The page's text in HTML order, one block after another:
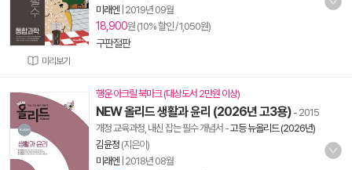
미리보기
미래엔 2019년 09월
18,900원 (10% 할인 / 1,050원)
구판절판
행운 아크릴 북마크 (대상도서 2만원 이상)
NEW 올리드 생활과 윤리 (2026년 고3용) - 2015
개정 교육과정, 내신 잡는 필수 개념서 -고등 뉴올리드 (2026년)
김윤정 (지은이)
미래엔 2018년 08월